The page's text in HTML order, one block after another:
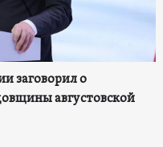
заговорил о
августовской